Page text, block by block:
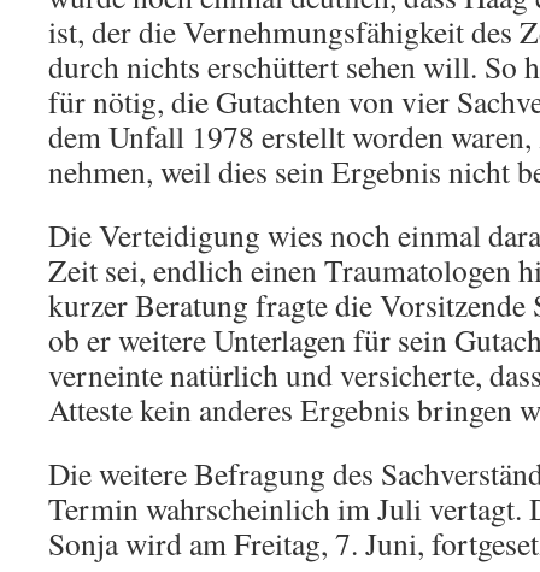
ist, der die Vernehmungsfähigkeit des
durch nichts erschüttert sehen will. So
für nötig, die Gutachten von vier
dem Unfall 1978 erstellt worden
nehmen, weil dies sein Ergebnis nicht
Die Verteidigung wies noch einmal
Zeit sei, endlich einen Traumatologen
kurzer Beratung fragte die Vorsitzende
ob er weitere Unterlagen für sein
verneinte natürlich und versicherte,
Atteste kein anderes Ergebnis bringen
Die weitere Befragung des
Termin wahrscheinlich im Juli vertagt.
Sonja wird am Freitag, 7. Juni,